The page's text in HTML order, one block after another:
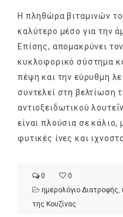
Η πληθώρα βιταμινών
καλύτερο μέσο για την
Επίσης, απομακρύνει
κυκλοφορικό σύστημα
πέψη και την εύρυθμη
συντελεί στη βελτίωση
αντιοξειδωτικού
είναι πλούσια σε
φυτικές ίνες και
0
0
ημερολόγιο Διατροφής,
της Κουζίνας